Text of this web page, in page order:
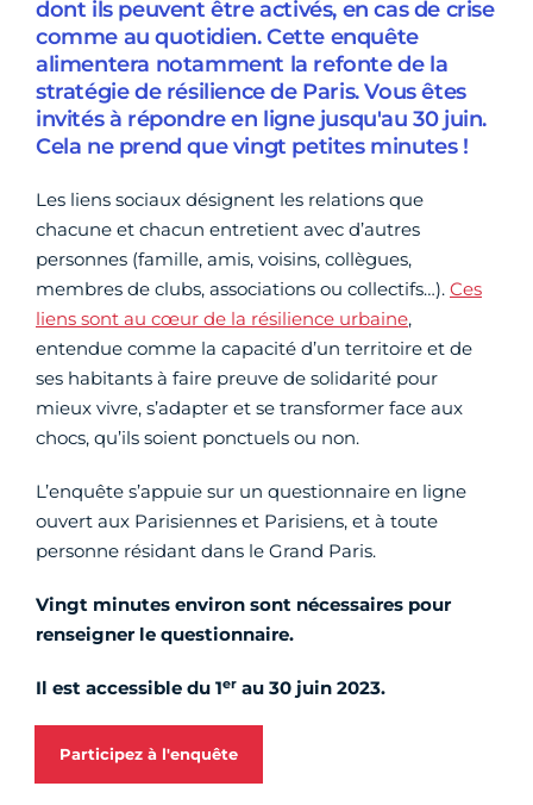
dont ils peuvent être activés, en cas de crise
comme au quotidien. Cette enquête
alimentera notamment la refonte de la
stratégie de résilience de Paris. Vous êtes
invités à répondre en ligne jusqu'au 30 juin.
Cela ne prend que vingt petites minutes !
Les liens sociaux désignent les relations que
chacune et chacun entretient avec d’autres
personnes (famille, amis, voisins, collègues,
membres de clubs, associations ou collectifs…). Ces
liens sont au cœur de la résilience urbaine,
entendue comme la capacité d’un territoire et de
ses habitants à faire preuve de solidarité pour
mieux vivre, s’adapter et se transformer face aux
chocs, qu’ils soient ponctuels ou non.
L’enquête s’appuie sur un questionnaire en ligne
ouvert aux Parisiennes et Parisiens, et à toute
personne résidant dans le Grand Paris.
Vingt minutes environ sont nécessaires pour
renseigner le questionnaire.
Il est accessible du 1er au 30 juin 2023.
Participez à l'enquête